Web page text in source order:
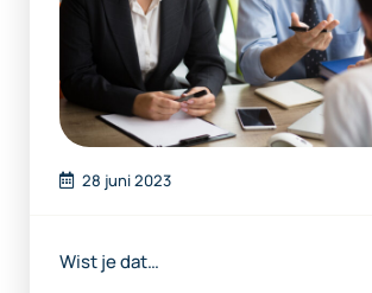
28 juni 2023
Wist je dat…